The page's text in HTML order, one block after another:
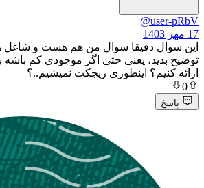
دقیقا سوال من هم هست و شاغل هستم.
یعنی حتی اگر موجودی کم باشه باید
اینطوری ریجکت نمیشیم..؟